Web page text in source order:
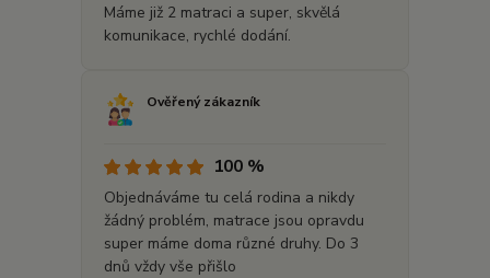
Máme již 2 matraci a super, skvělá
komunikace, rychlé dodání.
Ověřený zákazník
100 %
Objednáváme tu celá rodina a nikdy
žádný problém, matrace jsou opravdu
super máme doma různé druhy. Do 3
dnů vždy vše přišlo